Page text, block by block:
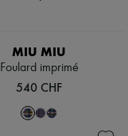
MIU MIU
Foulard imprimé
540 CHF